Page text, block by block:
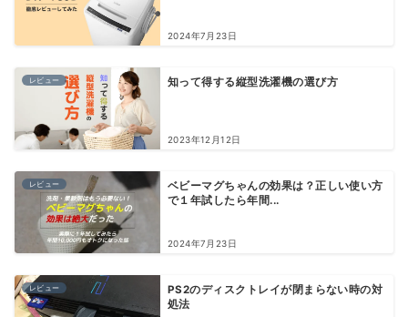
2024年7月23日
レビュー 知って得する縦型洗濯機の選び方
2023年12月12日
レビュー
ベビーマグちゃんの効果は？正しい使い方
で１年試したら年間...
2024年7月23日
レビュー
PS2のディスクトレイが閉まらない時の対
処法